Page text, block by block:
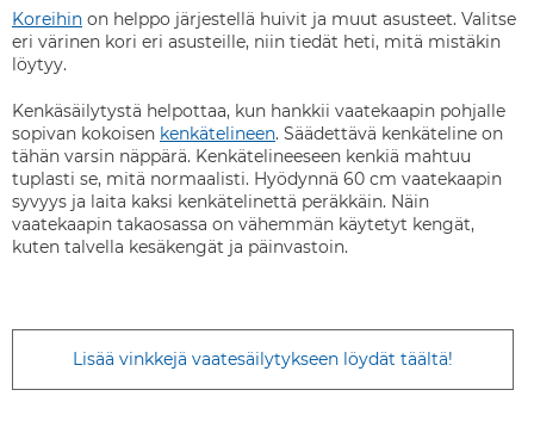
Koreihin on helppo järjestellä huivit ja muut asusteet. Valitse
eri värinen kori eri asusteille, niin tiedät heti, mitä mistäkin
löytyy.
Kenkäsäilytystä helpottaa, kun hankkii vaatekaapin pohjalle
sopivan kokoisen kenkätelineen. Säädettävä kenkäteline on
tähän varsin näppärä. Kenkätelineeseen kenkiä mahtuu
tuplasti se, mitä normaalisti. Hyödynnä 60 cm vaatekaapin
syvyys ja laita kaksi kenkätelinettä peräkkäin. Näin
vaatekaapin takaosassa on vähemmän käytetyt kengät,
kuten talvella kesäkengät ja päinvastoin.
Lisää vinkkejä vaatesäilytykseen löydät täältä!